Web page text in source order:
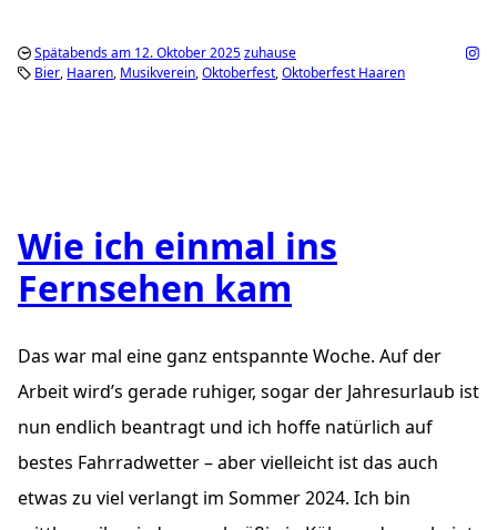
Spätabends am 12. Oktober 2025zuhause
Bier Haaren Musikverein Oktoberfest Oktoberfest Haaren
Wie ich einmal ins
Fernsehen kam
Das war mal eine ganz entspannte Woche. Auf der
Arbeit wird’s gerade ruhiger, sogar der Jahresurlaub ist
nun endlich beantragt und ich hoffe natürlich auf
bestes Fahrradwetter – aber vielleicht ist das auch
etwas zu viel verlangt im Sommer 2024. Ich bin